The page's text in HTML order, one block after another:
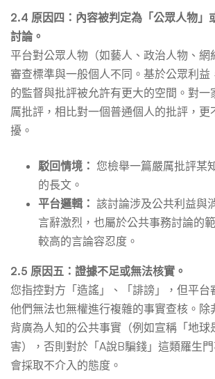
2.4 原因四：內容被判定為「公眾人物」
討論。
平台對公眾人物（如藝人、政治人物、網
審查標準與一般個人不同。基於公眾利益
的監督與批評被允許有更大的空間。對一
厲批評，相比對一個普通個人的批評，更
擾。
駁回情境： 您檢舉一篇嚴厲批評某
的長文。
平台邏輯： 該討論涉及公共利益與
言辭激烈，也屬於公共事務討論的
較高的言論容忍度。
2.5 原因五：證據不足或無法核實。
您指控對方「造謠」、「誹謗」，但平台
他們無法也無權進行複雜的事實查核。除
背廣為人知的公共事實（例如宣稱「地球
害），否則對於「A說B騙錢」這類羅生
會採取不介入的態度。